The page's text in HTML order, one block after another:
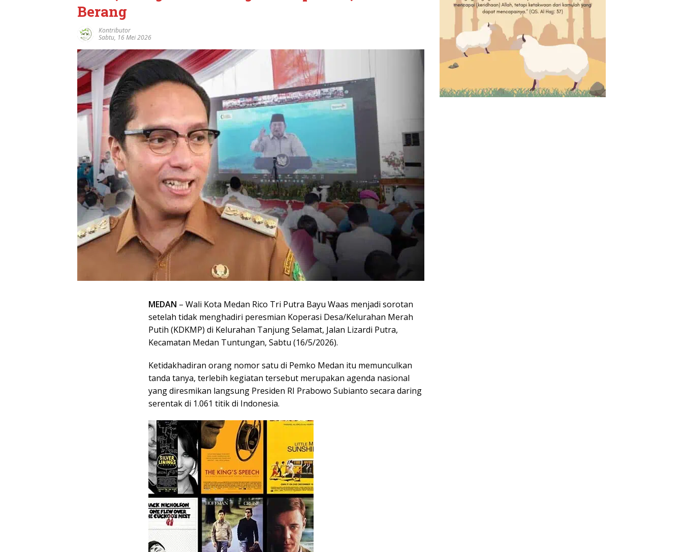
Berang
Kontributor
Sabtu, 16 Mei 2026
MEDAN – Wali Kota Medan Rico Tri Putra Bayu Waas menjadi sorotan
setelah tidak menghadiri peresmian Koperasi Desa/Kelurahan Merah
Putih (KDKMP) di Kelurahan Tanjung Selamat, Jalan Lizardi Putra,
Kecamatan Medan Tuntungan, Sabtu (16/5/2026).
Ketidakhadiran orang nomor satu di Pemko Medan itu memunculkan
tanda tanya, terlebih kegiatan tersebut merupakan agenda nasional
yang diresmikan langsung Presiden RI Prabowo Subianto secara daring
serentak di 1.061 titik di Indonesia.